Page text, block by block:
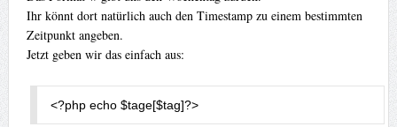
Ihr könnt dort natürlich auch den Timestamp zu einem bestimmten
Zeitpunkt angeben.
Jetzt geben wir das einfach aus:
<?php echo $tage[$tag]?>